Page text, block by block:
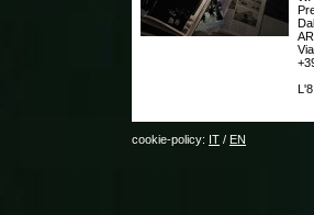
L'8
cookie-policy: IT / EN